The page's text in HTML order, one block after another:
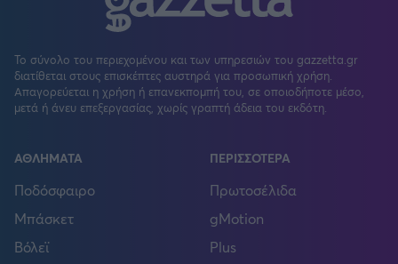
Το σύνολο του περιεχομένου και των υπηρεσιών του gazzetta.gr
διατίθεται στους επισκέπτες αυστηρά για προσωπική χρήση.
Απαγορεύεται η χρήση ή επανεκπομπή του, σε οποιοδήποτε μέσο,
μετά ή άνευ επεξεργασίας, χωρίς γραπτή άδεια του εκδότη.
ΑΘΛΗΜΑΤΑ
Ποδόσφαιρο
Μπάσκετ
Βόλεϊ
ΠΕΡΙΣΣΟΤΕΡΑ
Πρωτοσέλιδα
gMotion
Plus